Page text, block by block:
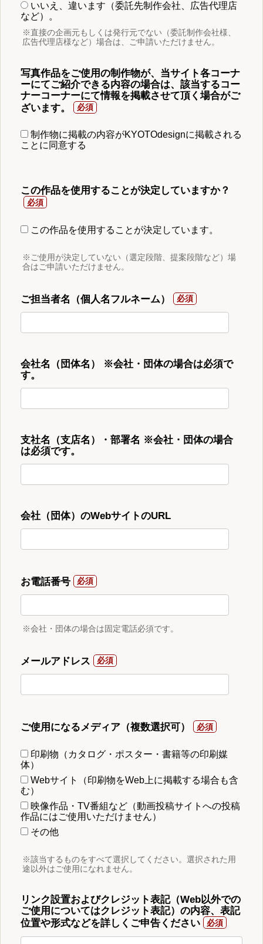
いいえ、違います（委託先制作会社、広告代理店
など）。
※直接の企画元もしくは発行元でない（委託制作会社様、
広告代理店様など）場合は、ご申請いただけません。
写真作品をご使用の制作物が、当サイト各コーナ
ーにてご紹介できる内容の場合は、該当するコー
ナーコーナーにて情報を掲載させて頂く場合がご
ざいます。
制作物に掲載の内容がKYOTOdesignに掲載される
ことに同意する
この作品を使用することが決定していますか？
この作品を使用することが決定しています。
※ご使用が決定していない（選定段階、提案段階など）場
合はご申請いただけません。
ご担当者名（個人名フルネーム）
会社名（団体名） ※会社・団体の場合は必須で
す。
支社名（支店名）・部署名 ※会社・団体の場合
は必須です。
会社（団体）のWebサイトのURL
お電話番号
※会社・団体の場合は固定電話必須です。
メールアドレス
ご使用になるメディア（複数選択可）
印刷物（カタログ・ポスター・書籍等の印刷媒
体）
Webサイト（印刷物をWeb上に掲載する場合も含
む）
映像作品・TV番組など（動画投稿サイトへの投稿
作品にはご使用いただけません）
その他
※該当するものをすべて選択してください。選択された用
途以外はご使用になれません。
リンク設置およびクレジット表記（Web以外での
ご使用についてはクレジット表記）の内容、表記
位置や形式などを詳しくご申告ください